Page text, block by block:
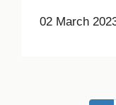
02 March